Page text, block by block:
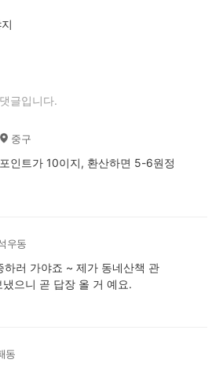
글입니다.
중구
인트가 10이지, 환산하면 5-6원정
우동
하러 가야죠 ~ 제가 동네산책 관
으니 곧 답장 올 거 예요.
동